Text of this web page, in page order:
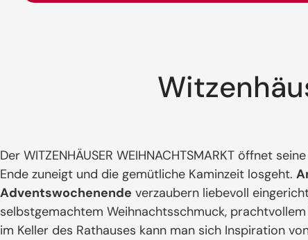
Der WITZENHÄUSER WEIHNACHTSMARKT öffnet
Ende zuneigt und die gemütliche Kaminzeit losgeht.
Adventswochenende verzaubern liebevoll
selbstgemachtem Weihnachtsschmuck,
im Keller des Rathauses kann man sich Inspiration